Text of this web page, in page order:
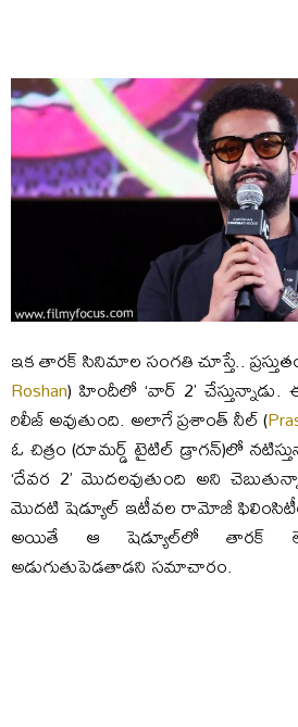
ఇక తారక్‌ సినిమాల సంగతి చూస్తే..
Roshan) హిందీలో ‘వార్‌ 2’
రిలీజ్‌ అవుతుంది. అలాగే ప్రశాంత్‌ నీల్‌ (
ఓ చిత్రం (రూమర్డ్‌ టైటిల్‌ డ్రాగన్‌)లో
‘దేవర 2’ మొదలవుతుంది అని
మొదటి షెడ్యూల్‌ ఇటీవల రామోజీ
అయితే ఆ షెడ్యూల్‌లో తారక్‌
అడుగుతుపెడతాడని సమాచారం.